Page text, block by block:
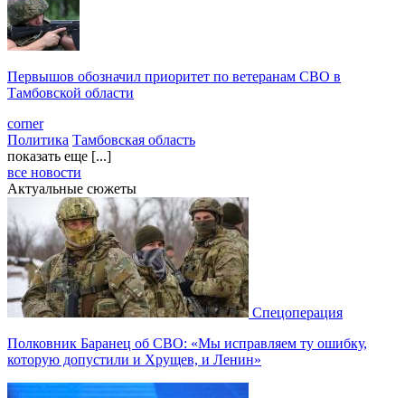
Первышов обозначил приоритет по ветеранам СВО в
Тамбовской области
corner
Политика Тамбовская область
показать еще [...]
все новости
Актуальные сюжеты
Спецоперация
Полковник Баранец об СВО: «Мы исправляем ту ошибку,
которую допустили и Хрущев, и Ленин»